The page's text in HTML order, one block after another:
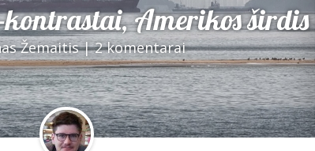
kontrastai, Amerikos širdis
Žemaitis|2 komentarai